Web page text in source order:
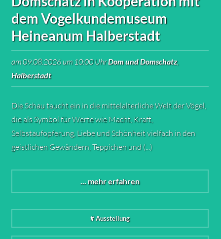
dem Vogelkundemuseum
Heineanum Halberstadt
am 09.08.2026 um 10:00 UhrDom und Domschatz,
Halberstadt
Die Schau taucht ein in die mittelalterliche Welt der Vögel,
die als Symbol für Werte wie Macht, Kraft,
Selbstaufopferung, Liebe und Schönheit vielfach in den
geistlichen Gewändern, Teppichen und (...)
... mehr erfahren
# Ausstellung